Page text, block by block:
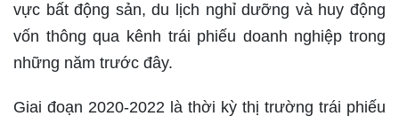
vực bất động sản, du lịch nghỉ dưỡng và huy động
vốn thông qua kênh trái phiếu doanh nghiệp trong
những năm trước đây.
Giai đoạn 2020-2022 là thời kỳ thị trường trái phiếu